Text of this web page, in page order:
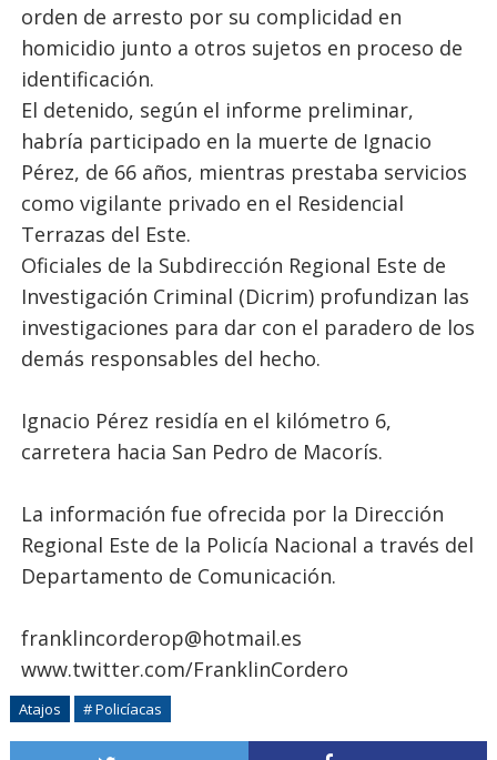
orden de arresto por su complicidad en
homicidio junto a otros sujetos en proceso de
identificación.
El detenido, según el informe preliminar,
habría participado en la muerte de Ignacio
Pérez, de 66 años, mientras prestaba servicios
como vigilante privado en el Residencial
Terrazas del Este.
Oficiales de la Subdirección Regional Este de
Investigación Criminal (Dicrim) profundizan las
investigaciones para dar con el paradero de los
demás responsables del hecho.
Ignacio Pérez residía en el kilómetro 6,
carretera hacia San Pedro de Macorís.
La información fue ofrecida por la Dirección
Regional Este de la Policía Nacional a través del
Departamento de Comunicación.
franklincorderop@hotmail.es
www.twitter.com/FranklinCordero
Atajos # Policíacas